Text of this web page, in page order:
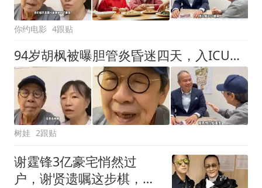
你约电影 4跟贴
94岁胡枫被曝胆管炎昏迷四天，入ICU插管抢救，康复后露脸报平安
树娃 2跟贴
谢霆锋3亿豪宅悄然过
户，谢贤遗嘱这步棋，才